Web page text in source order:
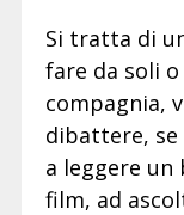
Si tratta di
fare da soli
compagnia,
dibattere, se
a leggere
film, ad